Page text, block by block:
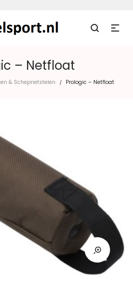
– Netfloat
& Schepnetstelen / Prologic – Netfloat